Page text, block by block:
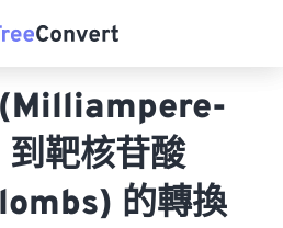
靶核苷酸
的轉換